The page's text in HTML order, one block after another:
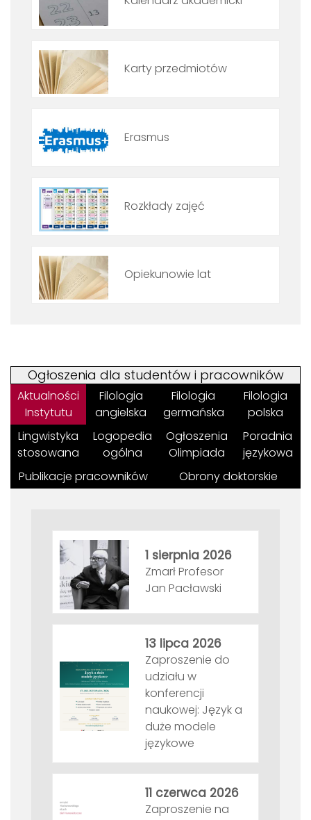
Karty przedmiotów
Erasmus
Rozkłady zajęć
Opiekunowie lat
Ogłoszenia dla studentów i pracowników
Aktualności
Instytutu
Filologia
angielska
Filologia
germańska
Filologia
polska
Lingwistyka
stosowana
Logopedia
ogólna
Ogłoszenia
Olimpiada
Poradnia
językowa
Publikacje pracowników
Obrony doktorskie
1 sierpnia 2026
Zmarł Profesor
Jan Pacławski
13 lipca 2026
Zaproszenie do
udziału w
konferencji
naukowej: Język a
duże modele
językowe
11 czerwca 2026
Zaproszenie na